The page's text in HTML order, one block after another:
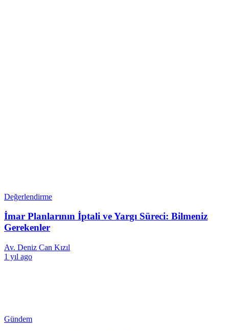
Değerlendirme
İmar Planlarının İptali ve Yargı Süreci: Bilmeniz
Gerekenler
Av. Deniz Can Kızıl
1 yıl ago
Gündem